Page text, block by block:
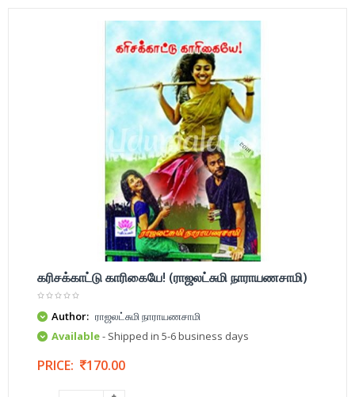
கரிசக்காட்டு காரிகையே! (ராஜலட்சுமி நாராயணசாமி)
Author: ராஜலட்சுமி நாராயணசாமி
Available- Shipped in 5-6 business days
PRICE: 170.00